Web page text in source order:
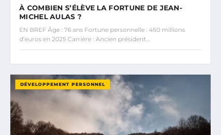
À COMBIEN S’ÉLÈVE LA FORTUNE DE JEAN-
MICHEL AULAS ?
EN BREF Âge : 76 ans Fortune personnelle : 450 millions
d’euros en 2025 Carrière : Ancien président…
DÉVELOPPEMENT PERSONNEL